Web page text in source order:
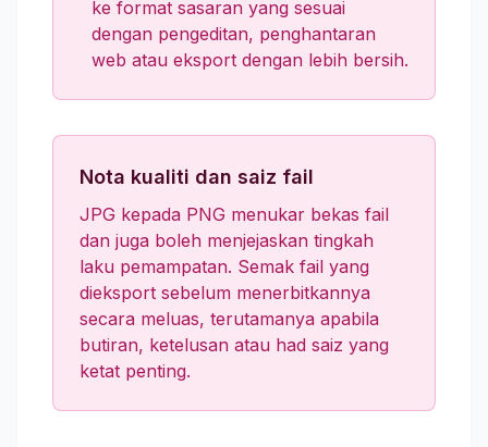
ke format sasaran yang sesuai
dengan pengeditan, penghantaran
web atau eksport dengan lebih bersih.
Nota kualiti dan saiz fail
JPG kepada PNG menukar bekas fail
dan juga boleh menjejaskan tingkah
laku pemampatan. Semak fail yang
dieksport sebelum menerbitkannya
secara meluas, terutamanya apabila
butiran, ketelusan atau had saiz yang
ketat penting.